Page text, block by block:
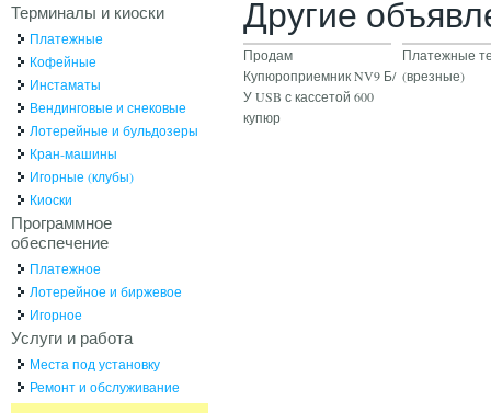
Другие
Продам
Купюроприемник NV9 Б/
У USB с кассетой 600
купюр
Платежные
(врезные)
Терминалы и киоски
Платежные
Кофейные
Инстаматы
Вендинговые и снековые
Лотерейные и бульдозеры
Кран-машины
Игорные (клубы)
Киоски
Программное
обеспечение
Платежное
Лотерейное и биржевое
Игорное
Услуги и работа
Места под установку
Ремонт и обслуживание